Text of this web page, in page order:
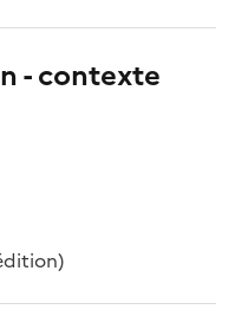
- contexte